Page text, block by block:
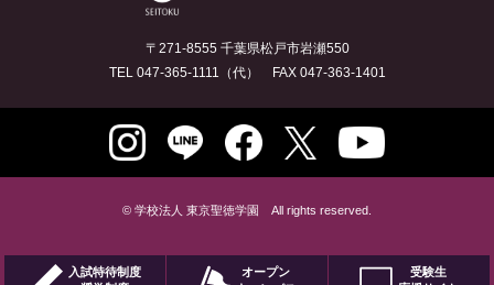
〒271-8555 千葉県松戸市岩瀬550
TEL 047-365-1111（代） FAX 047-363-1401
© 学校法人 東京聖徳学園 All rights reserved.
入試特待制度
オープン
受験生